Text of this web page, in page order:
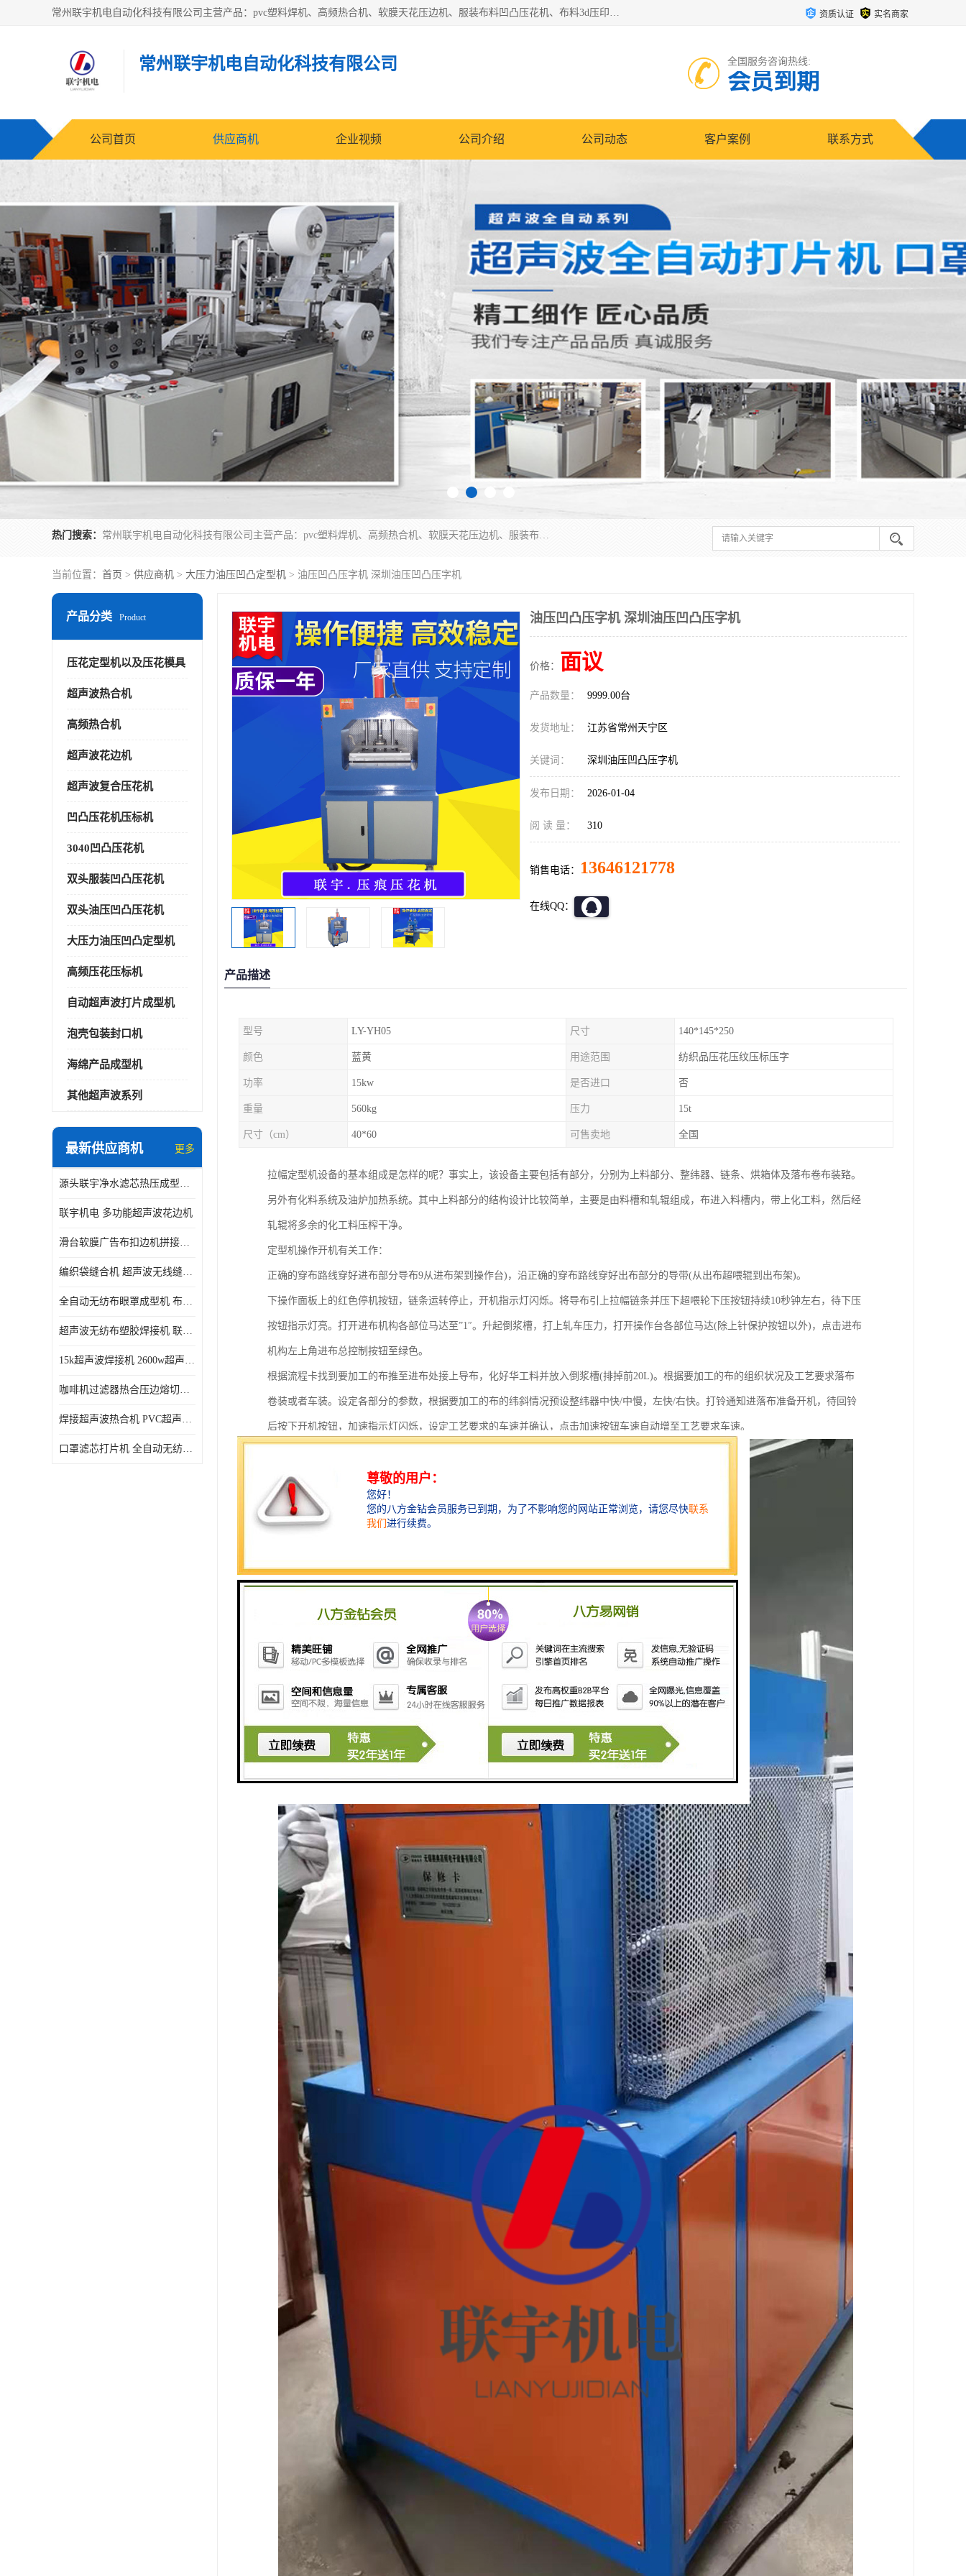
常州联宇机电自动化科技有限公司主营产品：pvc塑料焊机、高频热合机、软膜天花压边机、服装布料凹凸压花机、布料3d压印设备、服装植胶设备、超声波布料花边机、无纺布热合机、全自动压花机。 资质认证 实名商家
常州联宇机电自动化科技有限公司 全国服务咨询热线:
会员到期
公司首页 供应商机 企业视频 公司介绍 公司动态 客户案例 联系方式
热门搜索： 常州联宇机电自动化科技有限公司主营产品：pvc塑料焊机、高频热合机、软膜天花压边机、服装布料凹凸压花机、布料3d压印设备、服装植胶设备、超声波布料花边机、无纺布热合机、全自动压花机。
当前位置： 首页 > 供应商机 > 大压力油压凹凸定型机 > 油压凹凸压字机 深圳油压凹凸压字机
产品分类 Product
压花定型机以及压花模具
超声波热合机
高频热合机
超声波花边机
超声波复合压花机
凹凸压花机压标机
3040凹凸压花机
双头服装凹凸压花机
双头油压凹凸压花机
大压力油压凹凸定型机
高频压花压标机
自动超声波打片成型机
泡壳包装封口机
海绵产品成型机
其他超声波系列
最新供应商机 更多
源头联宇净水滤芯热压成型机器 超声波大功率封边机
联宇机电 多功能超声波花边机
滑台软膜广告布扣边机拼接机用于焊接热合拼接作用
编织袋缝合机 超声波无线缝合机 厂家现货供应
全自动无纺布眼罩成型机 布料海绵眼罩热合切边机
超声波无纺布塑胶焊接机 联宇制造
15k超声波焊接机 2600w超声波焊接机 联宇制造
咖啡机过滤器热合压边熔切机 超声波无纺布喷胶棉热合机
焊接超声波热合机 PVC超声波焊接机 无纺布超声波设备
口罩滤芯打片机 全自动无纺布压花压标设备 多层料复合机
油压凹凸压字机 深圳油压凹凸压字机
价格： 面议
产品数量： 9999.00台
发货地址： 江苏省常州天宁区
关键词： 深圳油压凹凸压字机
发布日期： 2026-01-04
阅 读 量： 310
销售电话： 13646121778
在线QQ：
产品描述
型号 LY-YH05 尺寸 140*145*250
颜色 蓝黄 用途范围 纺织品压花压纹压标压字
功率 15kw 是否进口 否
重量 560kg 压力 15t
尺寸（cm） 40*60 可售卖地 全国
拉幅定型机设备的基本组成是怎样的呢？事实上，该设备主要包括有部分，分别为上料部分、整纬器、链条、烘箱体及落布卷布装臵。
另外有化料系统及油炉加热系统。其中上料部分的结构设计比较简单，主要是由料槽和轧辊组成，布进入料槽内，带上化工料，然后经
轧辊将多余的化工料压榨干净。
定型机操作开机有关工作：
正确的穿布路线穿好进布部分导布9从进布架到操作台)，沿正确的穿布路线穿好出布部分的导带(从出布超喂辊到出布架)。
下操作面板上的红色停机按钮，链条运转停止，开机指示灯闪烁。将导布引上拉幅链条并压下超喂轮下压按钮持续10秒钟左右，待下压
按钮指示灯亮。打开进布机构各部位马达至”1″。升起倒浆槽，打上轧车压力，打开操作台各部位马达(除上针保护按钮以外)，点击进布
机构左上角进布总控制按钮至绿色。
根据流程卡找到要加工的布推至进布处接上导布，化好华工料并放入倒浆槽(排掉前20L)。根据要加工的布的组织状况及工艺要求落布
卷装或者车装。设定各部分的参数，根据要加工的布的纬斜情况预设整纬器中快/中慢，左快/右快。打铃通知进落布准备开机，待回铃
后按下开机按钮，加速指示灯闪烁，设定工艺要求的车速并确认，点击加速按钮车速自动增至工艺要求车速。